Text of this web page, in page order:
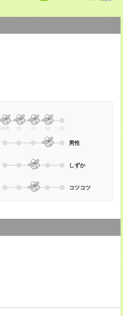
20代 30 40 50 60
男性
しずか
コツコツ